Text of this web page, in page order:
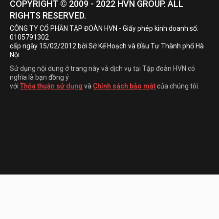
COPYRIGHT © 2009 - 2022 HVN GROUP. ALL
RIGHTS RESERVED.
CÔNG TY CỔ PHẦN TẬP ĐOÀN HVN - Giấy phép kinh doanh số:
0105791302
cấp ngày 15/02/2012 bởi Sở Kế Hoạch và Đầu Tư Thành phố Hà
Nội
Sử dụng nội dung ở trang này và dịch vụ tại Tập đoàn HVN có
nghĩa là bạn đồng ý
với Thỏa thuận sử dụng và Chính sách bảo mậtcủa chúng tôi.